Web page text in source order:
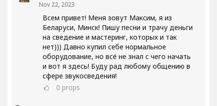
Nov 22, 2023
Всем привет! Меня зовут Максим, я из
Беларуси, Минск! Пишу песни и трачу деньги
на сведение и мастеринг, которых и так
нет))) Давно купил себе нормальное
оборудование, но всё не знал с чего начать
и вот я здесь! Буду рад любому общению в
сфере звукосведения!
0 props